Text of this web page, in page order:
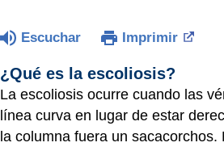
Escuchar Imprimir
¿Qué es la escoliosis?
La escoliosis ocurre cuando las
línea curva en lugar de estar
la columna fuera un